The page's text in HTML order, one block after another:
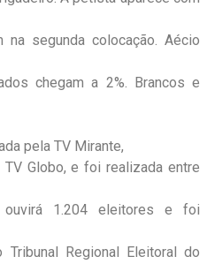
na segunda colocação. Aécio
chegam a 2%. Brancos e
pela TV Mirante,
Globo, e foi realizada entre
ouvirá 1.204 eleitores e foi
Regional Eleitoral do